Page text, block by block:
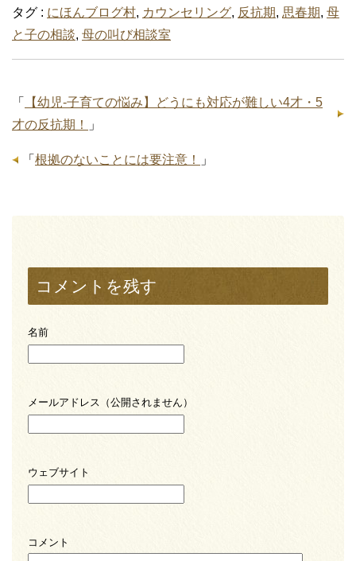
タグ : にほんブログ村, カウンセリング, 反抗期, 思春期, 母
と子の相談, 母の叫び相談室
「
【幼児‐子育ての悩み】どうにも対応が難しい4才・5
才の反抗期！
」
「 根拠のないことには要注意！ 」
コメントを残す
名前
メールアドレス（公開されません）
ウェブサイト
コメント